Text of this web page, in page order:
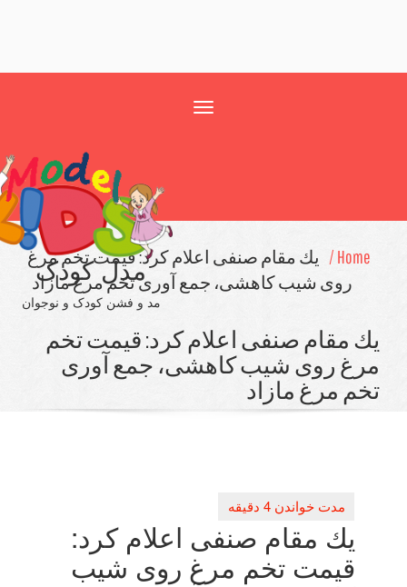
مدل کودک
مد و فشن کودک و نوجوان
یك مقام صنفی اعلام كرد: قیمت تخم مرغ
روی شیب كاهشی، جمع آوری تخم‎ مرغ مازاد
مقام صنفی اعلام كرد: قیمت تخم
روی شیب كاهشی، جمع آوری
یك مقام صنفی اعلام كرد:
قیمت تخم مرغ روی شیب